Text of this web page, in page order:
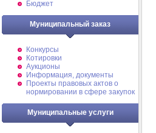
Бюджет
Муниципальный заказ
Конкурсы
Котировки
Аукционы
Информация, документы
Проекты правовых актов о
нормировании в сфере закупок
Муниципальные услуги